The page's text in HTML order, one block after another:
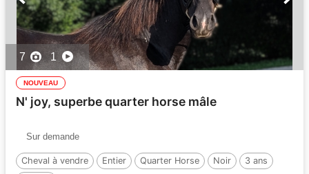
7 1
NOUVEAU
N' joy, superbe quarter horse mâle
Sur demande
Cheval à vendre Entier Quarter Horse Noir 3 ans